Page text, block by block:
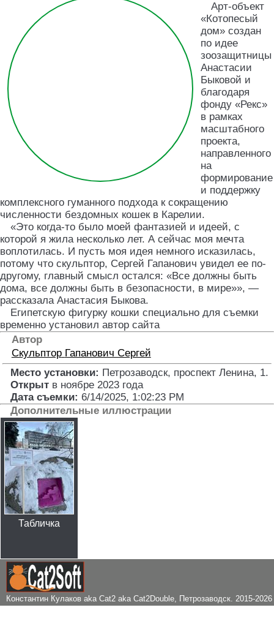
Арт-объект
«Котопесый
дом» создан
по идее
зоозащитницы
Анастасии
Быковой и
благодаря
фонду «Рекс»
в рамках
масштабного
проекта,
направленного
на
формирование
и поддержку
комплексного гуманного подхода к сокращению
численности бездомных кошек в Карелии.
«Это когда-то было моей фантазией и идеей, с
которой я жила несколько лет. А сейчас моя мечта
воплотилась. И пусть моя идея немного исказилась,
потому что скульптор, Сергей Гапанович увидел ее по-
другому, главный смысл остался: «Все должны быть
дома, все должны быть в безопасности, в мире»», —
рассказала Анастасия Быкова.
Египетскую фигурку кошки специально для съемки
временно установил автор сайта
Автор
Скульптор Гапанович Сергей
Место установки: Петрозаводск, проспект Ленина, 1.
Открыт в ноябре 2023 года
Дата съемки: 6/14/2025, 1:02:23 PM
Дополнительные иллюстрации
Табличка
Константин Кулаков aka Cat2 aka Cat2Double, Петрозаводск. 2015-2026